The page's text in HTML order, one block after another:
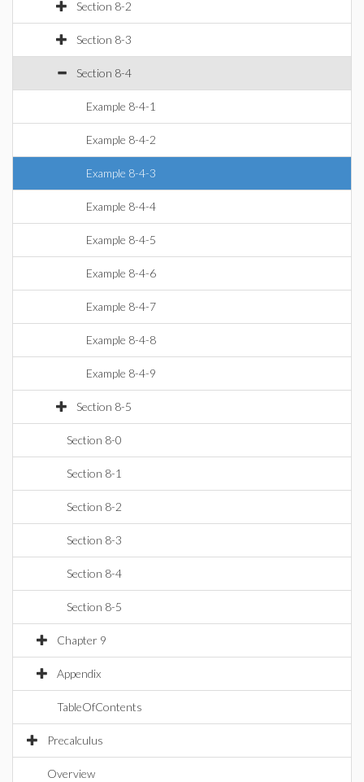
Section 8-2
Section 8-3
Section 8-4
Example 8-4-1
Example 8-4-2
Example 8-4-3
Example 8-4-4
Example 8-4-5
Example 8-4-6
Example 8-4-7
Example 8-4-8
Example 8-4-9
Section 8-5
Section 8-0
Section 8-1
Section 8-2
Section 8-3
Section 8-4
Section 8-5
Chapter 9
Appendix
TableOfContents
Precalculus
Overview